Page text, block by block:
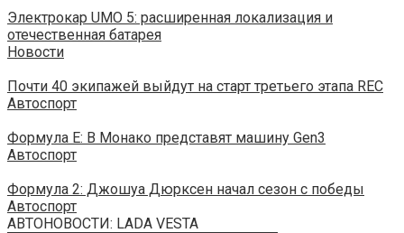
Электрокар UMO 5: расширенная локализация и
отечественная батарея
Новости
Почти 40 экипажей выйдут на старт третьего этапа REC
Автоспорт
Формула E: В Монако представят машину Gen3
Автоспорт
Формула 2: Джошуа Дюрксен начал сезон с победы
Автоспорт
АВТОНОВОСТИ: LADA VESTA